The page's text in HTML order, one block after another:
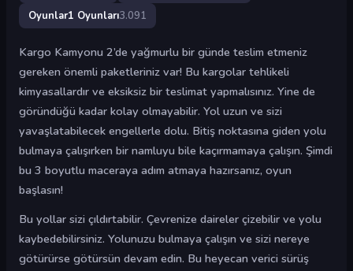
Oyunlar1 Oyunları3.091
Kargo Kamyonu 2’de yağmurlu bir günde teslim etmeniz
gereken önemli paketleriniz var! Bu kargolar tehlikeli
kimyasallardır ve eksiksiz bir teslimat yapmalısınız. Yine de
göründüğü kadar kolay olmayabilir. Yol uzun ve sizi
yavaşlatabilecek engellerle dolu. Bitiş noktasına giden yolu
bulmaya çalışırken bir namluyu bile kaçırmamaya çalışın. Şimdi
bu 3 boyutlu maceraya adım atmaya hazırsanız, oyun
başlasın!
Bu yollar sizi çıldırtabilir. Çevrenize daireler çizebilir ve yolu
kaybedebilirsiniz. Yolunuzu bulmaya çalışın ve sizi nereye
götürürse götürsün devam edin. Bu heyecan verici sürüş